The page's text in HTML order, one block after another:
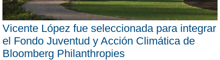
Vicente López fue seleccionada para integrar
el Fondo Juventud y Acción Climática de
Bloomberg Philanthropies